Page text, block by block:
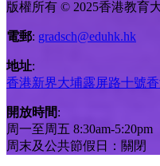
版權所有 © 2025香港教育
電郵: gradsch@eduhk.hk
地址:
香港新界大埔露屏路十號
開放時間:
周一至周五 8:30am-5:20pm
周末及公共節假日：關閉